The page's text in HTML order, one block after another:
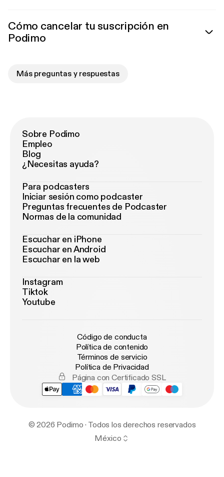
Cómo cancelar tu suscripción en
Podimo
Más preguntas y respuestas
Sobre Podimo
Empleo
Blog
¿Necesitas ayuda?
Para podcasters
Iniciar sesión como podcaster
Preguntas frecuentes de Podcaster
Normas de la comunidad
Escuchar en iPhone
Escuchar en Android
Escuchar en la web
Instagram
Tiktok
Youtube
Código de conducta
Política de contenido
Términos de servicio
Política de Privacidad
Página con Certificado SSL
© 2026 Podimo · Todos los derechos reservados
México